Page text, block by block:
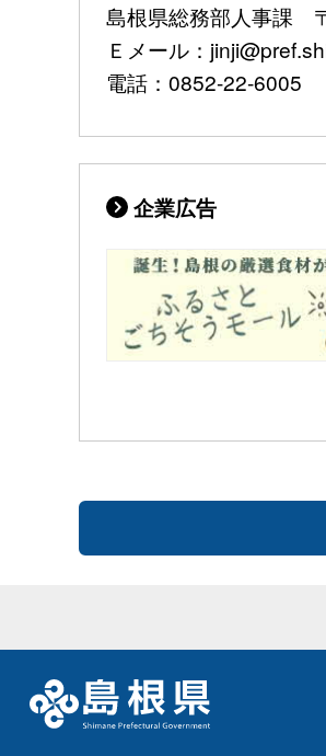
島根県総務部人事課
Ｅメール：
電話：0852-22-6005
企業広告